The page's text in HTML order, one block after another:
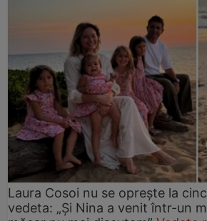
Laura Cosoi nu se oprește la
vedeta: „Și Nina a venit într-un